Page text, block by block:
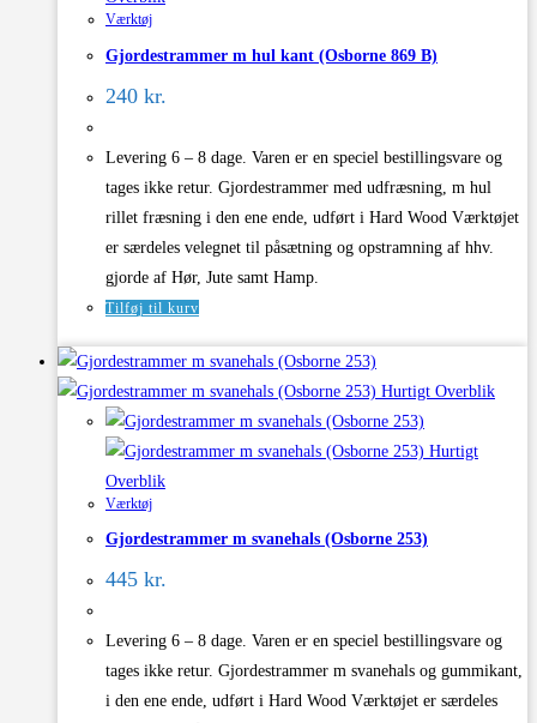
Værktøj
Gjordestrammer m hul kant (Osborne 869 B)
240 kr.
Levering 6 – 8 dage. Varen er en speciel bestillingsvare og
tages ikke retur. Gjordestrammer med udfræsning, m hul
rillet fræsning i den ene ende, udført i Hard Wood Værktøjet
er særdeles velegnet til påsætning og opstramning af hhv.
gjorde af Hør, Jute samt Hamp.
Tilføj til kurv
Hurtigt Overblik
Hurtigt
Overblik
Værktøj
Gjordestrammer m svanehals (Osborne 253)
445 kr.
Levering 6 – 8 dage. Varen er en speciel bestillingsvare og
tages ikke retur. Gjordestrammer m svanehals og gummikant,
i den ene ende, udført i Hard Wood Værktøjet er særdeles